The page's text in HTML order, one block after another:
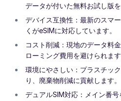
データが付いた無料お試し版を
デバイス互換性：最新のスマ
くがeSIMに対応しています。
コスト削減：現地のデータ料
ローミング費用を避けられます
環境にやさしい：プラスチッ
り、廃棄物削減に貢献します。
デュアルSIM対応：メイン番